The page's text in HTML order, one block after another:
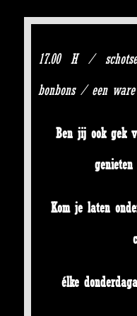
17.00 H /
bonbons / een
Ben jij ook gek
Kom je laten
élke